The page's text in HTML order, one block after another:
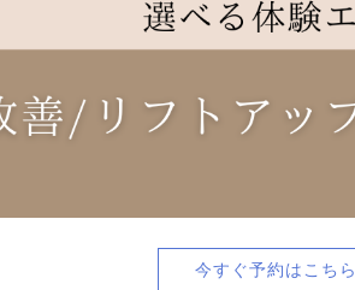
今すぐ予約はこちら